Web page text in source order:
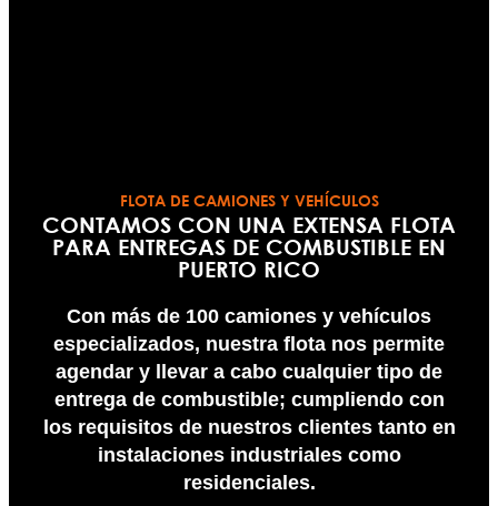
FLOTA DE CAMIONES Y VEHÍCULOS
CONTAMOS CON UNA EXTENSA FLOTA
PARA ENTREGAS DE COMBUSTIBLE EN
PUERTO RICO
Con más de 100 camiones y vehículos
especializados, nuestra flota nos permite
agendar y llevar a cabo cualquier tipo de
entrega de combustible; cumpliendo con
los requisitos de nuestros clientes tanto en
instalaciones industriales como
residenciales.